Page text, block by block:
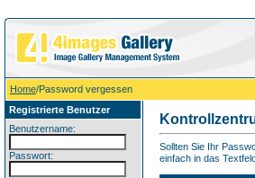
Home/Password vergessen
Registrierte Benutzer
Benutzername:
Passwort:
Sollten Sie Ihr
einfach in das